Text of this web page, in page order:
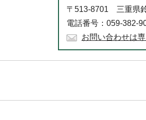
〒513-8701 三重県
電話番号：059-382-
お問い合わせは